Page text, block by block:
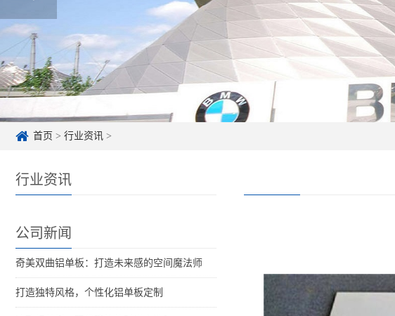
首页 > 行业资讯 >
行业资讯
公司新闻
奇美双曲铝单板：打造未来感的空间魔法师
打造独特风格，个性化铝单板定制